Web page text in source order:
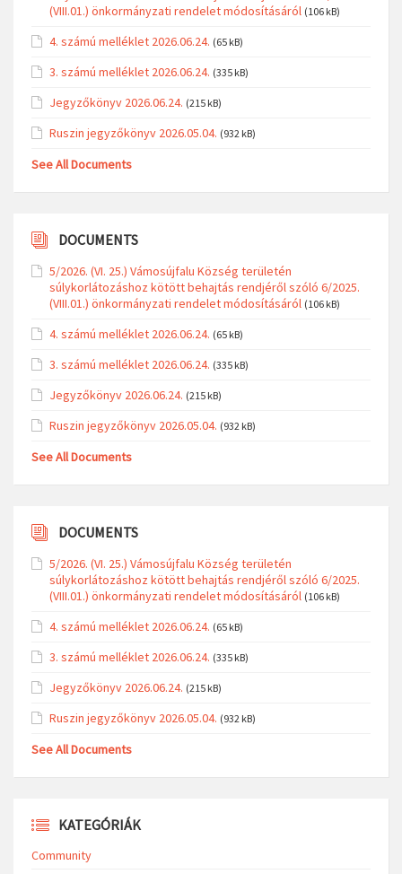
(VIII.01.) önkormányzati rendelet módosításáról (106 kB)
4. számú melléklet 2026.06.24. (65 kB)
3. számú melléklet 2026.06.24. (335 kB)
Jegyzőkönyv 2026.06.24. (215 kB)
Ruszin jegyzőkönyv 2026.05.04. (932 kB)
See All Documents
DOCUMENTS
5/2026. (VI. 25.) Vámosújfalu Község területén
súlykorlátozáshoz kötött behajtás rendjéről szóló 6/2025.
(VIII.01.) önkormányzati rendelet módosításáról (106 kB)
4. számú melléklet 2026.06.24. (65 kB)
3. számú melléklet 2026.06.24. (335 kB)
Jegyzőkönyv 2026.06.24. (215 kB)
Ruszin jegyzőkönyv 2026.05.04. (932 kB)
See All Documents
DOCUMENTS
5/2026. (VI. 25.) Vámosújfalu Község területén
súlykorlátozáshoz kötött behajtás rendjéről szóló 6/2025.
(VIII.01.) önkormányzati rendelet módosításáról (106 kB)
4. számú melléklet 2026.06.24. (65 kB)
3. számú melléklet 2026.06.24. (335 kB)
Jegyzőkönyv 2026.06.24. (215 kB)
Ruszin jegyzőkönyv 2026.05.04. (932 kB)
See All Documents
KATEGÓRIÁK
Community